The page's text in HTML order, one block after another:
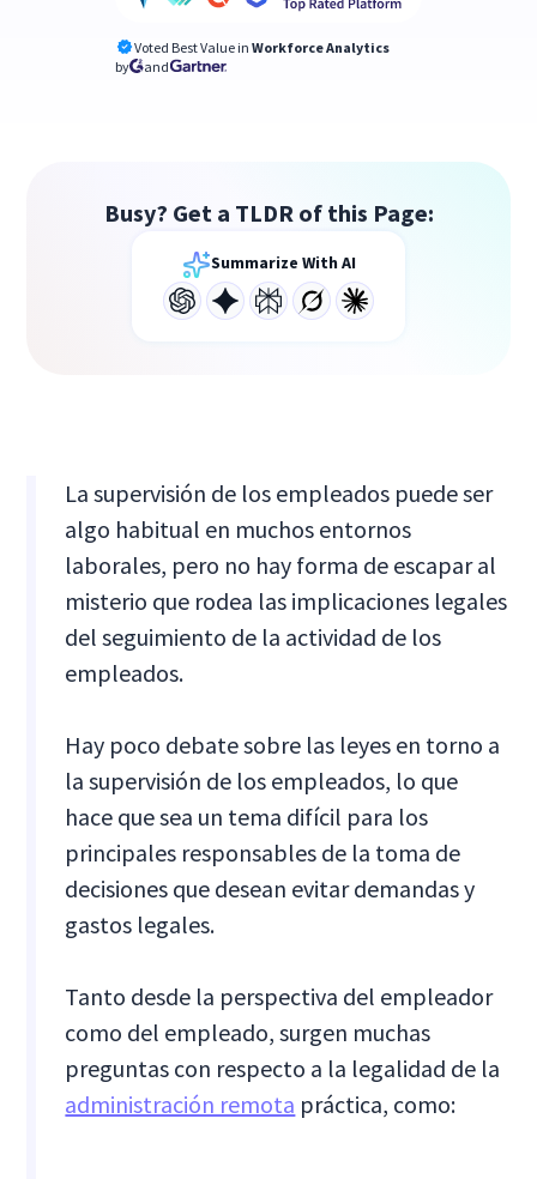
Voted Best Value in Workforce Analytics
by
and
Busy? Get a TLDR of this Page:
Summarize With AI
La supervisión de los empleados puede ser
algo habitual en muchos entornos
laborales, pero no hay forma de escapar al
misterio que rodea las implicaciones legales
del seguimiento de la actividad de los
empleados.
Hay poco debate sobre las leyes en torno a
la supervisión de los empleados, lo que
hace que sea un tema difícil para los
principales responsables de la toma de
decisiones que desean evitar demandas y
gastos legales.
Tanto desde la perspectiva del empleador
como del empleado, surgen muchas
preguntas con respecto a la legalidad de la
administración remota práctica, como: